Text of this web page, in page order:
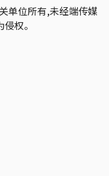
单位所有,未经端传媒
权。